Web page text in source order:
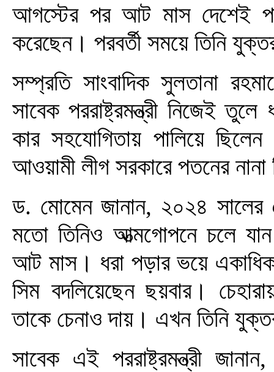
আগস্টের পর আট মাস দেশেই
করেছেন। পরবর্তী সময়ে তিনি
সম্প্রতি সাংবাদিক সুলতানা
সাবেক পররাষ্ট্রমন্ত্রী নিজেই
কার সহযোগিতায় পালিয়ে
আওয়ামী লীগ সরকারে পতনের
ড. মোমেন জানান, ২০২৪ সালের
মতো তিনিও আত্মগোপনে চলে
আট মাস। ধরা পড়ার ভয়ে
সিম বদলিয়েছেন ছয়বার।
তাকে চেনাও দায়। এখন তিনি
সাবেক এই পররাষ্ট্রমন্ত্রী